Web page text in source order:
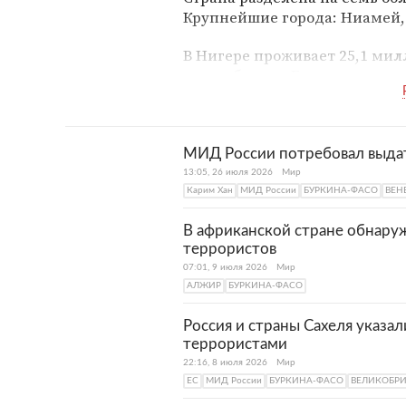
Крупнейшие города:
В Нигере проживает 25,1
численности идут на­ро­ды,
В древности Нигер был
культуры, а сегодня страна
пустынного климата для
территории находятся под
голода.
МИД России потребовал
13:05, 26 июля 2026
Мир
Карим Хан
МИД России БУРКИНА-ФАСО
В африканской стране
террористов
07:01, 9 июля 2026
Мир
АЛЖИР
БУРКИНА-ФАСО
Россия и страны Сахеля
террористами
22:16, 8 июля 2026
Мир
ЕС
МИД России БУРКИНА-ФАСО